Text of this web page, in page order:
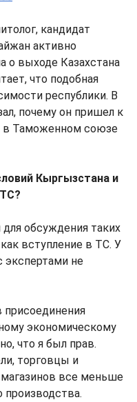
кандидат
активно
о выходе Казахстана
что подобная
республики. В
почему он пришел к
в Таможенном союзе
Кыргызстана и
обсуждения таких
вступление в ТС. У
экспертами не
присоединения
экономическому
что я был прав.
торговцы и
магазинов все меньше